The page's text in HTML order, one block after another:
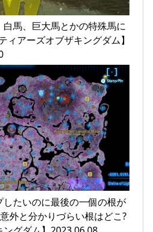
白馬、巨大馬とかの特殊馬に
ィアーズオブザキングダム】
したいのに最後の一個の根が
外と分かりづらい根はどこ?